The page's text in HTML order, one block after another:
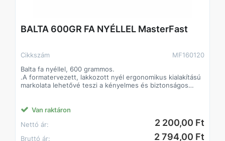
BALTA 600GR FA NYÉLLEL MasterFast
Cikkszám
MF160120
Balta fa nyéllel, 600 grammos.
.A formatervezett, lakkozott nyél ergonomikus kialakítású
markolata lehetővé teszi a kényelmes és biztonságos
markolata lehetővé teszi a kényelmes és biztonságos
Van raktáron
Nettó ár:
2 200,00 Ft
Bruttó ár: 2 794,00 Ft